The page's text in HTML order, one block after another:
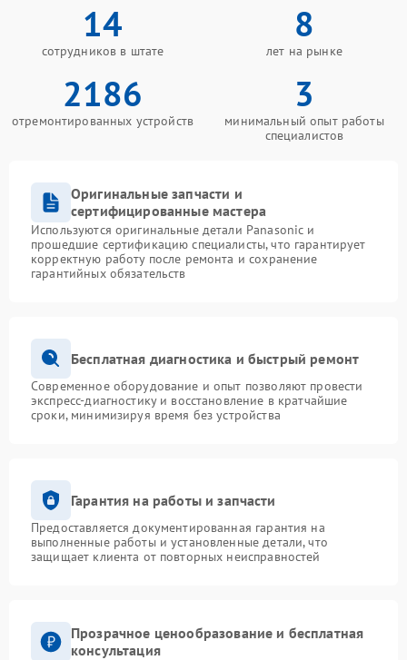
14
сотрудников в штате
8
лет на рынке
2186
отремонтированных устройств
3
минимальный опыт работы
специалистов
Оригинальные запчасти и
сертифицированные мастера
Используются оригинальные детали Panasonic и
прошедшие сертификацию специалисты, что гарантирует
корректную работу после ремонта и сохранение
гарантийных обязательств
Бесплатная диагностика и быстрый ремонт
Современное оборудование и опыт позволяют провести
экспресс-диагностику и восстановление в кратчайшие
сроки, минимизируя время без устройства
Гарантия на работы и запчасти
Предоставляется документированная гарантия на
выполненные работы и установленные детали, что
защищает клиента от повторных неисправностей
Прозрачное ценообразование и бесплатная
консультация